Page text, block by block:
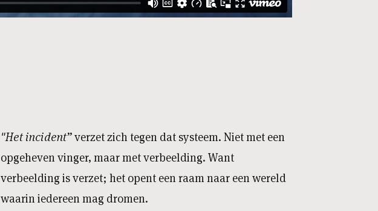
"Het incident”verzet zich tegen dat systeem. Niet met een
opgeheven vinger, maar met verbeelding. Want
verbeelding is verzet; het opent een raam naar een wereld
waarin iedereen mag dromen.